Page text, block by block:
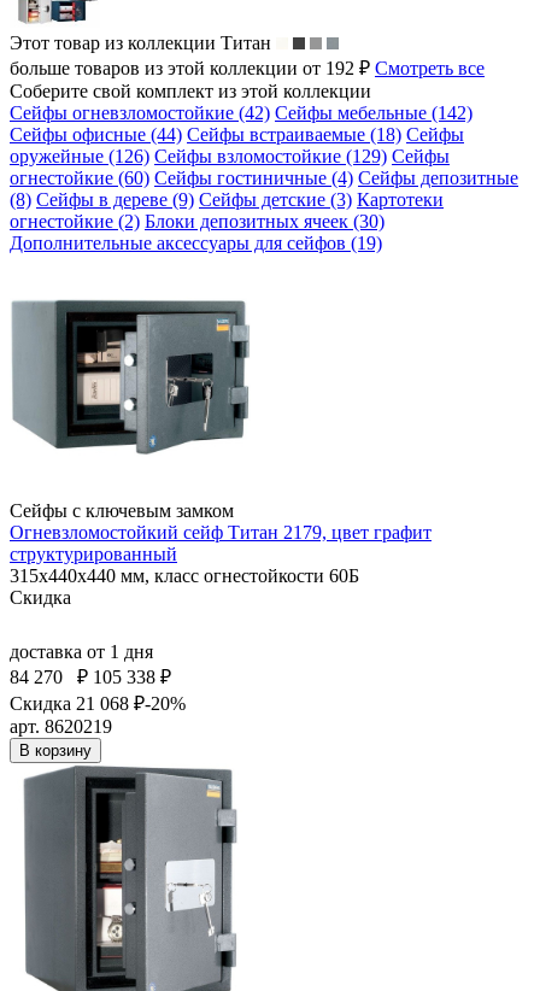
Этот товар из коллекции Титан
больше товаров из этой коллекции от 192 ₽ Смотреть все
Соберите свой комплект из этой коллекции
Сейфы огневзломостойкие (42) Сейфы мебельные (142)
Сейфы офисные (44) Сейфы встраиваемые (18) Сейфы
оружейные (126) Сейфы взломостойкие (129) Сейфы
огнестойкие (60) Сейфы гостиничные (4) Сейфы депозитные
(8) Сейфы в дереве (9) Сейфы детские (3) Картотеки
огнестойкие (2) Блоки депозитных ячеек (30)
Дополнительные аксессуары для сейфов (19)
Сейфы с ключевым замком
Огневзломостойкий сейф Титан 2179, цвет графит
структурированный
315x440x440 мм, класс огнестойкости 60Б
Скидка
доставка от 1 дня
84 270
₽ 105 338 ₽
Скидка 21 068 ₽-20%
арт. 8620219
В корзину